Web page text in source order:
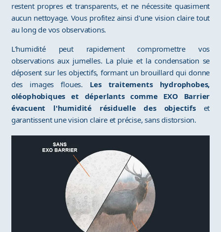
restent propres et transparents, et ne nécessite quasiment
aucun nettoyage. Vous profitez ainsi d'une vision claire tout
au long de vos observations.
L'humidité peut rapidement compromettre vos
observations aux jumelles. La pluie et la condensation se
déposent sur les objectifs, formant un brouillard qui donne
des images floues. Les traitements hydrophobes,
oléophobiques et déperlants comme EXO Barrier
évacuent l'humidité résiduelle des objectifs et
garantissent une vision claire et précise, sans distorsion.